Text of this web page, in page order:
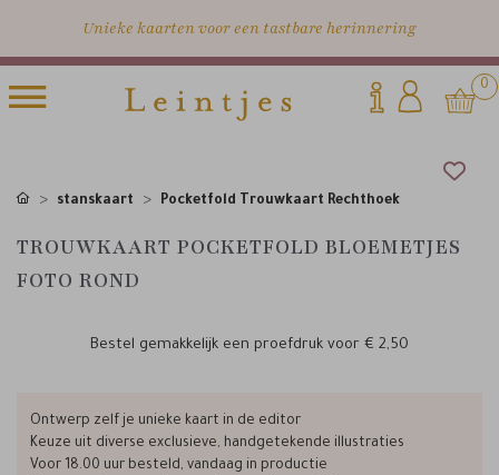
Unieke kaarten voor een tastbare herinnering
0
stanskaart Pocketfold Trouwkaart Rechthoek
TROUWKAART POCKETFOLD BLOEMETJES
FOTO ROND
Bestel gemakkelijk een proefdruk voor € 2,50
Ontwerp zelf je unieke kaart in de editor
Keuze uit diverse exclusieve, handgetekende illustraties
Voor 18.00 uur besteld, vandaag in productie